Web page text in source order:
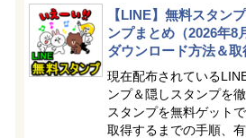
【LINE】無料スタン
ンプまとめ（2026年8
ダウンロード方法＆取
現在配布されている
ンプ＆隠しスタンプを
スタンプを無料ゲット
取得するまでの手順、